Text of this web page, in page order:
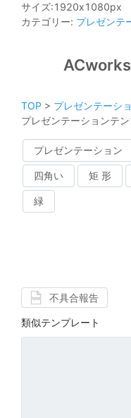
サイズ:1920x1080px
カテゴリー: プレゼンテ
ACworks
TOP > プレゼンテーシ
プレゼンテーションテン
プレゼンテーション
四角い 矩 形
緑
不具合報告
類似テンプレート